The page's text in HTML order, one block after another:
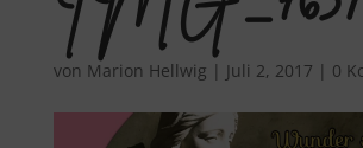
von Marion Hellwig | Juli 2, 2017 | 0